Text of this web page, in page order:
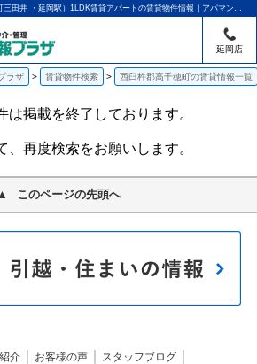
サンテラス（宮崎県西臼杵郡高千穂町三田井 ・延岡駅）1LDK賃貸アパートの賃貸物件情報｜アパマンショップ延岡店｜ハウジング情報プラザ
延岡店
ラザ 賃貸物件検索 西臼杵郡高千穂町の賃貸情報一覧
は掲載を終了しております。
、再度検索をお願いします。
このページの先頭へ
介 お客様の声
スタッフブログ